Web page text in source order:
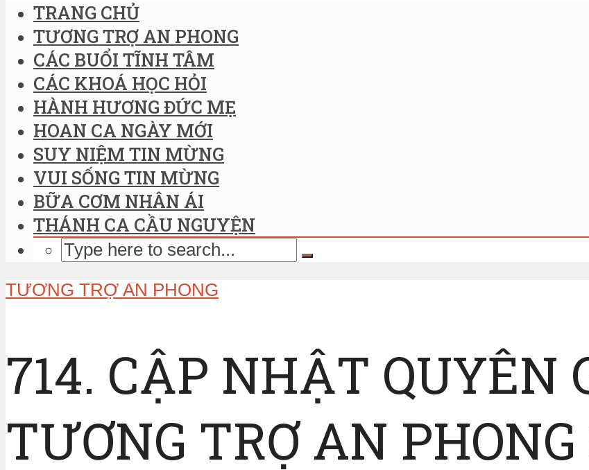
TRANG CHỦ
TƯƠNG TRỢ AN PHONG
CÁC BUỔI TĨNH TÂM
CÁC KHOÁ HỌC HỎI
HÀNH HƯƠNG ĐỨC MẸ
HOAN CA NGÀY MỚI
SUY NIỆM TIN MỪNG
VUI SỐNG TIN MỪNG
BỮA CƠM NHÂN ÁI
THÁNH CA CẦU NGUYỆN
TƯƠNG TRỢ AN PHONG
714. CẬP NHẬT QUYÊN
TƯƠNG TRỢ AN